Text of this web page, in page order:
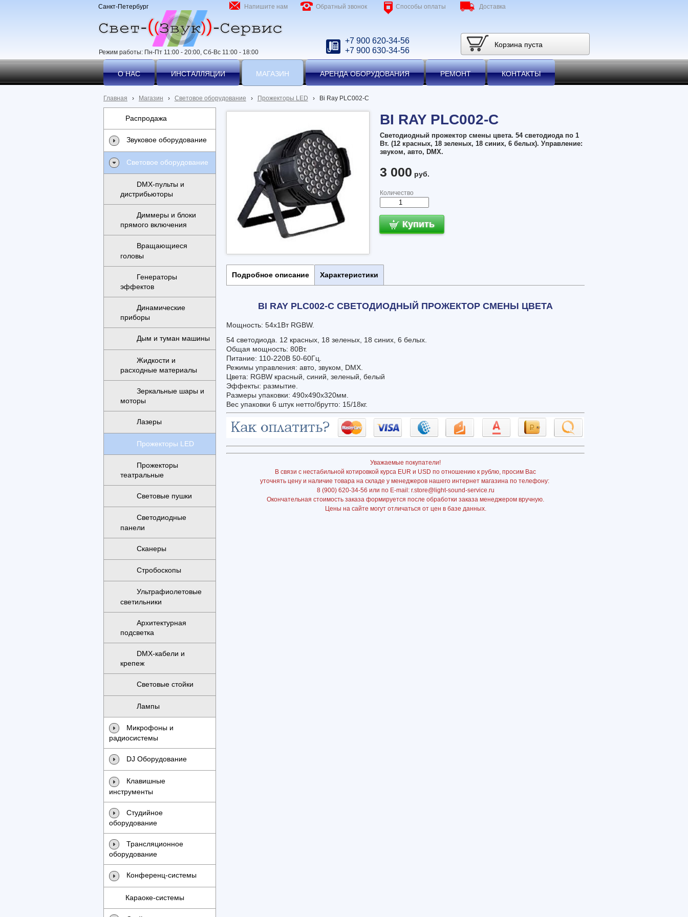
Корзина пуста
Режим работы: Пн-Пт 11:00 - 20:00, Сб-Вс 11:00 - 18:00
Обратный звонок
+7 900 630-34-56
Напишите нам
+7 900 620-34-56
Санкт-Петербург Способы оплаты Доставка
О НАС ИНСТАЛЛЯЦИИ МАГАЗИН АРЕНДА ОБОРУДОВАНИЯ РЕМОНТ КОНТАКТЫ
Главная › Магазин › Световое оборудование › Прожекторы LED › Bi Ray PLC002-C
Распродажа
Звуковое оборудование
Световое оборудование
DMX-пульты и
дистрибьюторы
Диммеры и блоки
прямого включения
Вращающиеся
головы
Генераторы
эффектов
Динамические
приборы
Дым и туман машины
Жидкости и
расходные материалы
Зеркальные шары и
моторы
Лазеры
Прожекторы LED
Прожекторы
театральные
Световые пушки
Светодиодные
панели
Сканеры
Стробоскопы
Ультрафиолетовые
светильники
Архитектурная
подсветка
DMX-кабели и
крепеж
Световые стойки
Лампы
Микрофоны и
радиосистемы
DJ Оборудование
Клавишные
инструменты
Студийное
оборудование
Трансляционное
оборудование
Конференц-системы
Караоке-системы
BI RAY PLC002-C
Светодиодный прожектор смены цвета. 54 светодиода по 1
Вт. (12 красных, 18 зеленых, 18 синих, 6 белых). Управление:
звуком, авто, DMX.
3 000 руб.
Количество
Купить
Подробное описание Характеристики
BI RAY PLC002-C СВЕТОДИОДНЫЙ ПРОЖЕКТОР СМЕНЫ ЦВЕТА
Мощность: 54х1Вт RGBW.
54 светодиода. 12 красных, 18 зеленых, 18 синих, 6 белых.
Общая мощность: 80Вт.
Питание: 110-220В 50-60Гц.
Режимы управления: авто, звуком, DMX.
Цвета: RGBW красный, синий, зеленый, белый
Эффекты: размытие.
Размеры упаковки: 490х490х320мм.
Вес упаковки 6 штук нетто/брутто: 15/18кг.
Уважаемые покупатели!
В связи с нестабильной котировкой курса EUR и USD по отношению к рублю, просим Вас
уточнять цену и наличие товара на складе у менеджеров нашего интернет магазина по телефону:
8 (900) 620-34-56 или по E-mail: r.store@light-sound-service.ru
Окончательная стоимость заказа формируется после обработки заказа менеджером вручную.
Цены на сайте могут отличаться от цен в базе данных.